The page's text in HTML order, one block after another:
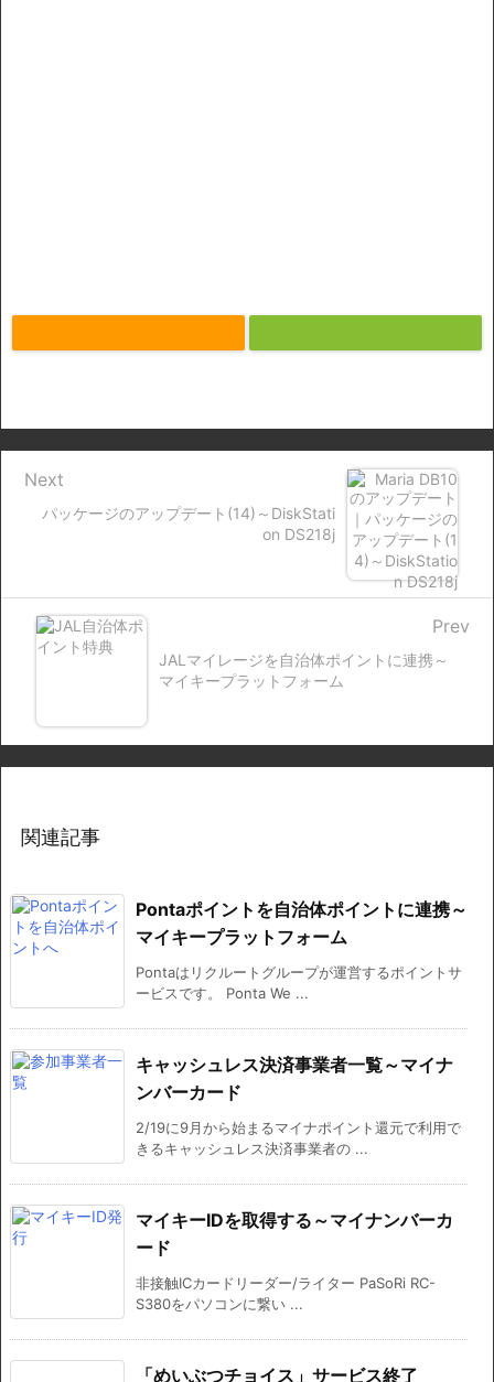
パッケージのアップデート(14)～DiskStati
on DS218j
Next
JALマイレージを自治体ポイントに連携～
マイキープラットフォーム
Prev
関連記事
Pontaポイントを自治体ポイントに連携～
マイキープラットフォーム
Pontaはリクルートグループが運営するポイントサ
ービスです。 Ponta We ...
キャッシュレス決済事業者一覧～マイナ
ンバーカード
2/19に9月から始まるマイナポイント還元で利用で
きるキャッシュレス決済事業者の ...
マイキーIDを取得する～マイナンバーカ
ード
非接触ICカードリーダー/ライター PaSoRi RC-
S380をパソコンに繋い ...
「めいぶつチョイス」サービス終了